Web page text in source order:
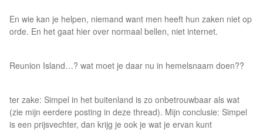
En wie kan je helpen, niemand want men heeft hun zaken niet op
orde. En het gaat hier over normaal bellen, niet internet.
Reunion Island…? wat moet je daar nu in hemelsnaam doen??
ter zake: Simpel in het buitenland is zo onbetrouwbaar als wat
(zie mijn eerdere posting in deze thread). Mijn conclusie: Simpel
is een prijsvechter, dan krijg je ook je wat je ervan kunt